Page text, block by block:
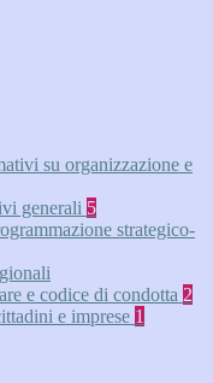
su organizzazione e
generali 5
strategico-
e codice di condotta 2
e imprese 1